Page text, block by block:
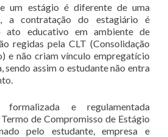
um estágio é diferente de uma
a contratação do estagiário é
ato educativo em ambiente de
regidas pela CLT (Consolidação
e não criam vínculo empregatício
sendo assim o estudante não entra
e regulamentada
de Compromisso de Estágio
pelo estudante, empresa e